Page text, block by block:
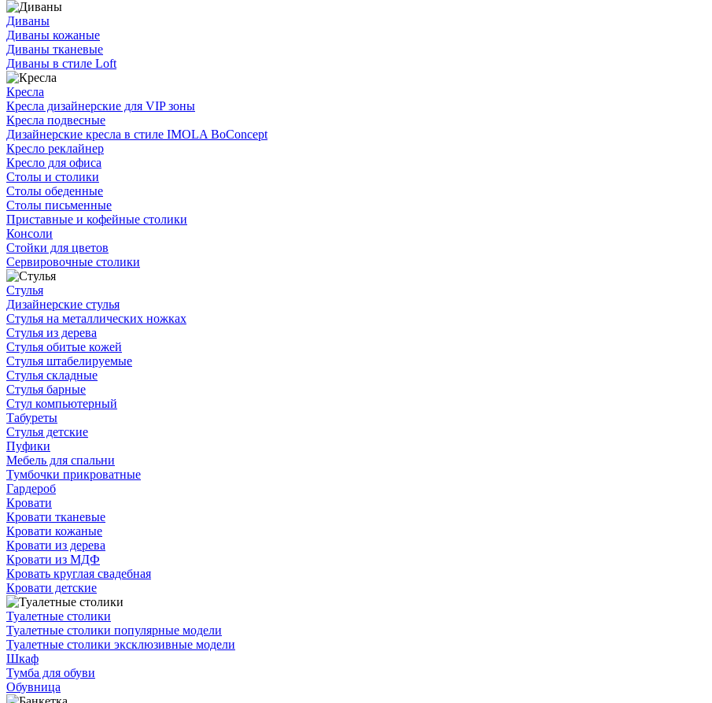
Диваны
Диваны кожаные
Диваны тканевые
Диваны в стиле Loft
Кресла
Кресла дизайнерские для VIP зоны
Кресла подвесные
Дизайнерские кресла в стиле IMOLA BoConcept
Кресло реклайнер
Кресло для офиса
Столы и столики
Столы обеденные
Столы письменные
Приставные и кофейные столики
Консоли
Стойки для цветов
Сервировочные столики
Стулья
Дизайнерские стулья
Стулья на металлических ножках
Стулья из дерева
Стулья обитые кожей
Стулья штабелируемые
Стулья складные
Стулья барные
Стул компьютерный
Табуреты
Стулья детские
Пуфики
Мебель для спальни
Тумбочки прикроватные
Гардероб
Кровати
Кровати тканевые
Кровати кожаные
Кровати из дерева
Кровати из МДФ
Кровать круглая свадебная
Кровати детские
Туалетные столики
Туалетные столики популярные модели
Туалетные столики эксклюзивные модели
Шкаф
Тумба для обуви
Обувница